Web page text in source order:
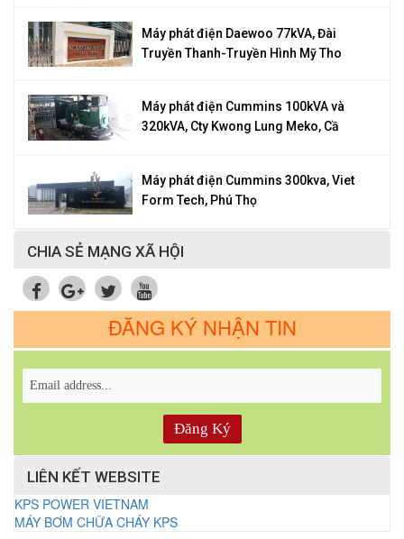
Máy phát điện Daewoo 77kVA, Đài
Truyền Thanh-Truyền Hình Mỹ Tho
Máy phát điện Cummins 100kVA và
320kVA, Cty Kwong Lung Meko, Cầ
Máy phát điện Cummins 300kva, Viet
Form Tech, Phú Thọ
CHIA SẺ MẠNG XÃ HỘI
ĐĂNG KÝ NHẬN TIN
LIÊN KẾT WEBSITE
KPS POWER VIETNAM
MÁY BƠM CHỮA CHÁY KPS